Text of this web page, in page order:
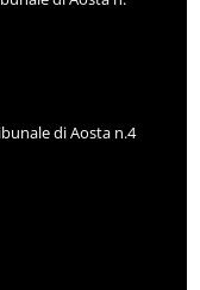
di Aosta n.4